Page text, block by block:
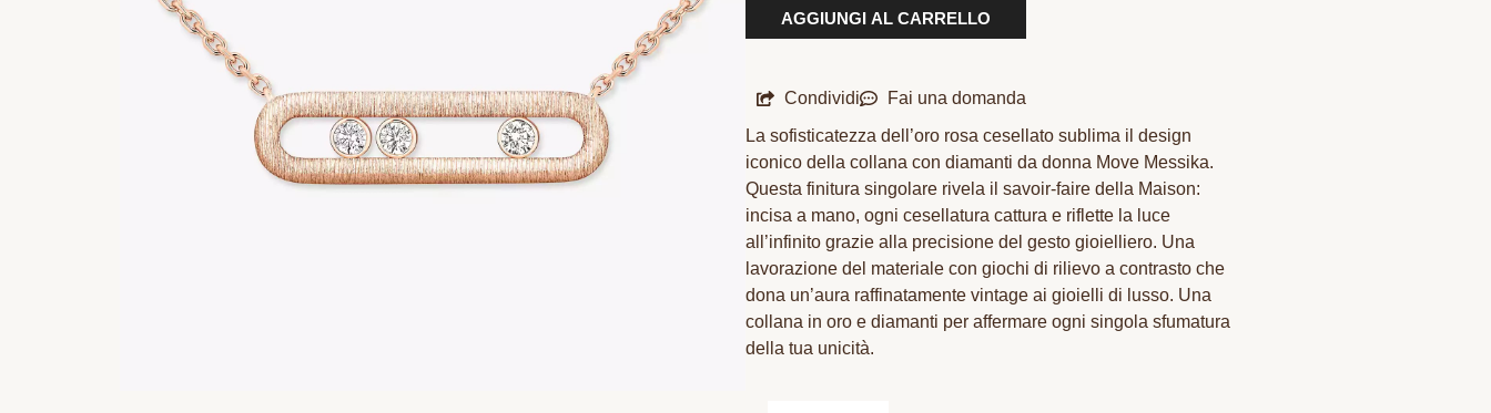
AGGIUNGI AL CARRELLO
Condividi
Fai una domanda
La sofisticatezza dell’oro rosa cesellato sublima il design
iconico della collana con diamanti da donna Move Messika.
Questa finitura singolare rivela il savoir-faire della Maison:
incisa a mano, ogni cesellatura cattura e riflette la luce
all’infinito grazie alla precisione del gesto gioielliero. Una
lavorazione del materiale con giochi di rilievo a contrasto che
dona un’aura raffinatamente vintage ai gioielli di lusso. Una
collana in oro e diamanti per affermare ogni singola sfumatura
della tua unicità.